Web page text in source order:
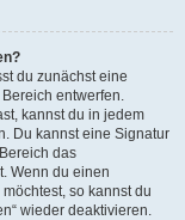
du zunächst eine
entwerfen.
kannst du in jedem
Du kannst eine Signatur
das
Wenn du einen
so kannst du
wieder deaktivieren.